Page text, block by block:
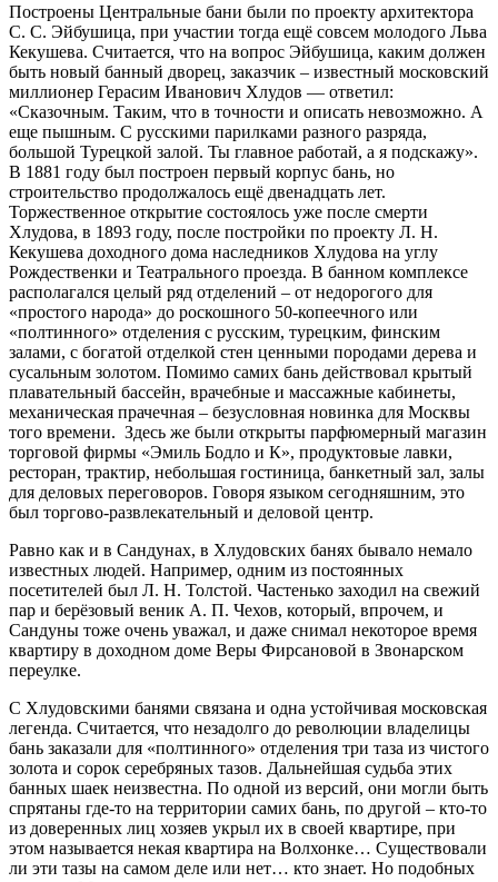
Построены Центральные бани были по проекту архитектора
С. С. Эйбушица, при участии тогда ещё совсем молодого Льва
Кекушева. Считается, что на вопрос Эйбушица, каким должен
быть новый банный дворец, заказчик – известный московский
миллионер Герасим Иванович Хлудов — ответил:
«Сказочным. Таким, что в точности и описать невозможно. А
еще пышным. С русскими парилками разного разряда,
большой Турецкой залой. Ты главное работай, а я подскажу».
В 1881 году был построен первый корпус бань, но
строительство продолжалось ещё двенадцать лет.
Торжественное открытие состоялось уже после смерти
Хлудова, в 1893 году, после постройки по проекту Л. Н.
Кекушева доходного дома наследников Хлудова на углу
Рождественки и Театрального проезда. В банном комплексе
располагался целый ряд отделений – от недорогого для
«простого народа» до роскошного 50-копеечного или
«полтинного» отделения с русским, турецким, финским
залами, с богатой отделкой стен ценными породами дерева и
сусальным золотом. Помимо самих бань действовал крытый
плавательный бассейн, врачебные и массажные кабинеты,
механическая прачечная – безусловная новинка для Москвы
того времени. Здесь же были открыты парфюмерный магазин
торговой фирмы «Эмиль Бодло и К», продуктовые лавки,
ресторан, трактир, небольшая гостиница, банкетный зал, залы
для деловых переговоров. Говоря языком сегодняшним, это
был торгово-развлекательный и деловой центр.
Равно как и в Сандунах, в Хлудовских банях бывало немало
известных людей. Например, одним из постоянных
посетителей был Л. Н. Толстой. Частенько заходил на свежий
пар и берёзовый веник А. П. Чехов, который, впрочем, и
Сандуны тоже очень уважал, и даже снимал некоторое время
квартиру в доходном доме Веры Фирсановой в Звонарском
переулке.
С Хлудовскими банями связана и одна устойчивая московская
легенда. Считается, что незадолго до революции владелицы
бань заказали для «полтинного» отделения три таза из чистого
золота и сорок серебряных тазов. Дальнейшая судьба этих
банных шаек неизвестна. По одной из версий, они могли быть
спрятаны где-то на территории самих бань, по другой – кто-то
из доверенных лиц хозяев укрыл их в своей квартире, при
этом называется некая квартира на Волхонке… Существовали
ли эти тазы на самом деле или нет… кто знает. Но подобных